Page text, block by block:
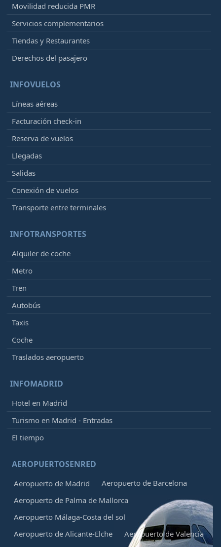
Movilidad reducida PMR
Servicios complementarios
Tiendas y Restaurantes
Derechos del pasajero
INFOVUELOS
Líneas aéreas
Facturación check-in
Reserva de vuelos
Llegadas
Salidas
Conexión de vuelos
Transporte entre terminales
INFOTRANSPORTES
Alquiler de coche
Metro
Tren
Autobús
Taxis
Coche
Traslados aeropuerto
INFOMADRID
Hotel en Madrid
Turismo en Madrid - Entradas
El tiempo
AEROPUERTOSENRED
Aeropuerto de Madrid
Aeropuerto de Barcelona
Aeropuerto de Palma de Mallorca
Aeropuerto Málaga-Costa del sol
Aeropuerto de Alicante-Elche
Aeropuerto de Valencia